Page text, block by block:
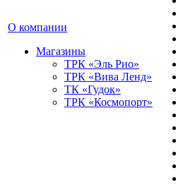
О компании
Магазины
ТРК «Эль Рио»
ТРК «Вива Ленд»
ТК «Гудок»
ТРК «Космопорт»